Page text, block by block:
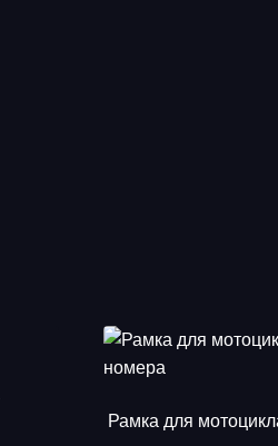
Рамка для